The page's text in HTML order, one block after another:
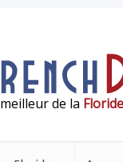
de la Floride